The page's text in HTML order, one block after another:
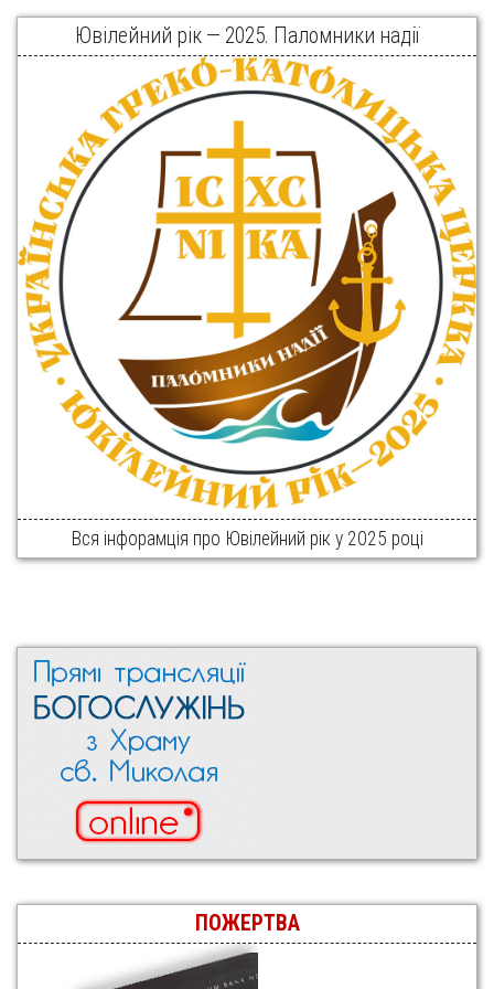
Ювілейний рік — 2025. Паломники надії
Вся інфорамція про Ювілейний рік у 2025 році
ПОЖЕРТВА